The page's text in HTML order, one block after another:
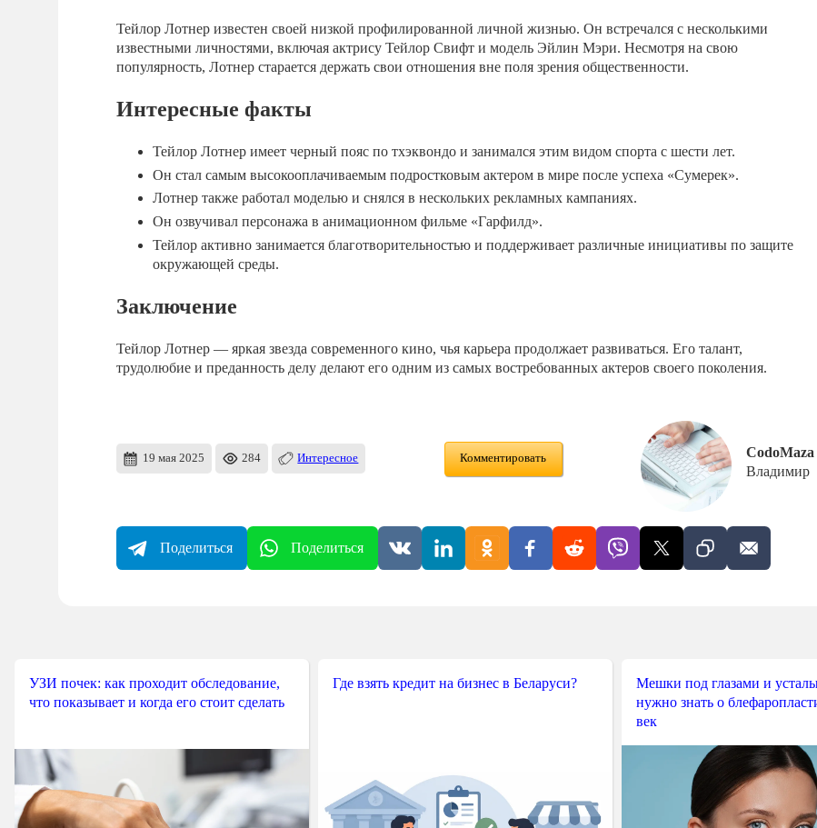
Тейлор Лотнер известен своей низкой профилированной личной жизнью. Он встречался с несколькими
известными личностями, включая актрису Тейлор Свифт и модель Эйлин Мэри. Несмотря на свою
популярность, Лотнер старается держать свои отношения вне поля зрения общественности.
Интересные факты
Тейлор Лотнер имеет черный пояс по тхэквондо и занимался этим видом спорта с шести лет.
Он стал самым высокооплачиваемым подростковым актером в мире после успеха «Сумерек».
Лотнер также работал моделью и снялся в нескольких рекламных кампаниях.
Он озвучивал персонажа в анимационном фильме «Гарфилд».
Тейлор активно занимается благотворительностью и поддерживает различные инициативы по защите
окружающей среды.
Заключение
Тейлор Лотнер — яркая звезда современного кино, чья карьера продолжает развиваться. Его талант,
трудолюбие и преданность делу делают его одним из самых востребованных актеров своего поколения.
19 мая 2025 284 Интересное Комментировать
CodoMaza
Владимир
Поделиться Поделиться
УЗИ почек: как проходит обследование,
что показывает и когда его стоит сделать
Где взять кредит на бизнес в Беларуси?
Мешки под глазами и
нужно знать о
век